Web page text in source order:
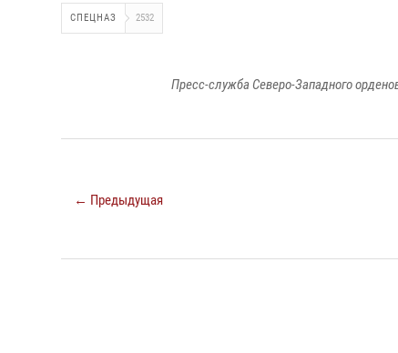
СПЕЦНАЗ 2532
Пресс-служба Северо-Западного
← Предыдущая